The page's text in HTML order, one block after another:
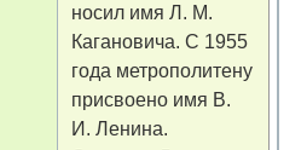
носил имя Л. М.
Кагановича. С 1955
года метрополитену
присвоено имя В.
И. Ленина.